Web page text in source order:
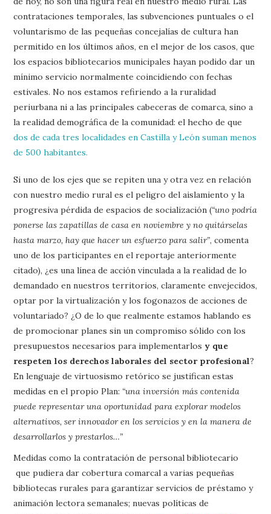
contrataciones temporales, las subvenciones puntuales o el
voluntarismo de las pequeñas concejalías de cultura han
permitido en los últimos años, en el mejor de los casos, que
los espacios bibliotecarios municipales hayan podido dar un
mínimo servicio normalmente coincidiendo con fechas
estivales. No nos estamos refiriendo a la ruralidad
periurbana ni a las principales cabeceras de comarca, sino a
la realidad demográfica de la comunidad: el hecho de que
dos de cada tres localidades en Castilla y León suman menos
de 500 habitantes.
Si uno de los ejes que se repiten una y otra vez en relación
con nuestro medio rural es el peligro del aislamiento y la
progresiva pérdida de espacios de socialización (“uno podría
ponerse las zapatillas de casa en noviembre y no quitárselas
hasta marzo, hay que hacer un esfuerzo para salir”, comenta
uno de los participantes en el reportaje anteriormente
citado), ¿es una línea de acción vinculada a la realidad de lo
demandado en nuestros territorios, claramente envejecidos,
optar por la virtualización y los fogonazos de acciones de
voluntariado? ¿O de lo que realmente estamos hablando es
de promocionar planes sin un compromiso sólido con los
presupuestos necesarios para implementarlos y que
respeten los derechos laborales del sector profesional?
En lenguaje de virtuosismo retórico se justifican estas
medidas en el propio Plan: “una inversión más contenida
puede representar una oportunidad para explorar modelos
alternativos, ser innovador en los servicios y en la manera de
desarrollarlos y prestarlos…”
Medidas como la contratación de personal bibliotecario
que pudiera dar cobertura comarcal a varias pequeñas
bibliotecas rurales para garantizar servicios de préstamo y
animación lectora semanales; nuevas políticas de